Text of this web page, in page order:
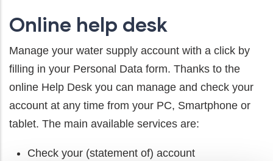
Online help desk
Manage your water supply account with a click by
filling in your Personal Data form. Thanks to the
online Help Desk you can manage and check your
account at any time from your PC, Smartphone or
tablet. The main available services are:
Check your (statement of) account